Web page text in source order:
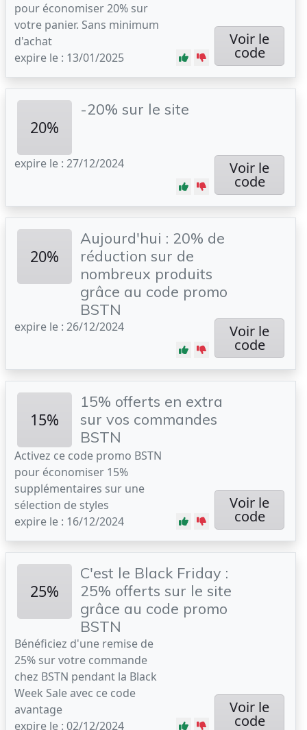
pour économiser 20% sur
votre panier. Sans minimum
d'achat
expire le : 13/01/2025
Voir le
code
20%
-20% sur le site
expire le : 27/12/2024 Voir le
code
20%
Aujourd'hui : 20% de
réduction sur de
nombreux produits
grâce au code promo
BSTN
expire le : 26/12/2024 Voir le
code
15%
15% offerts en extra
sur vos commandes
BSTN
Activez ce code promo BSTN
pour économiser 15%
supplémentaires sur une
sélection de styles
expire le : 16/12/2024
Voir le
code
25%
C'est le Black Friday :
25% offerts sur le site
grâce au code promo
BSTN
Bénéficiez d'une remise de
25% sur votre commande
chez BSTN pendant la Black
Week Sale avec ce code
avantage
expire le : 02/12/2024
Voir le
code